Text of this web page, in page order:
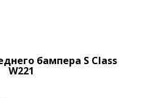
бампера S Class
W221